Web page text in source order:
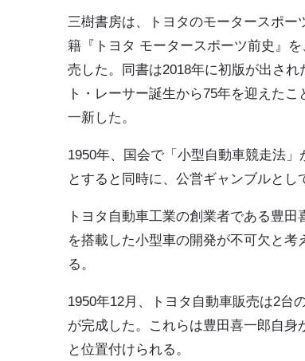
三樹書房は、トヨタのモータースポー
籍『 トヨタ モータースポーツ前史 』
売した。同書は2018年に初版が出され
ト・レーサー誕生から75年を迎えた
一新した。
1950年、国会で「小型自動車競走法
とすると同時に、公営ギャンブルとし
トヨタ自動車工業の創業者である豊
を搭載した小型車の開発が不可欠と
る。
1950年12月、トヨタ自動車販売は2台
が完成した。これらは豊田喜一郎自
と位置付けられる。